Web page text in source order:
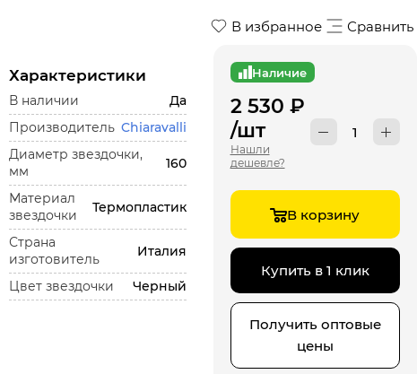
В избранное Сравнить
Характеристики
В наличии
Да
Производитель Chiaravalli
Диаметр звездочки,
мм
160
Материал
звездочки
Термопластик
Страна
изготовитель
Италия
Цвет звездочки Черный
Наличие
2 530 ₽
/шт
Нашли
дешевле?
В корзину
Купить в 1 клик
Получить оптовые
цены